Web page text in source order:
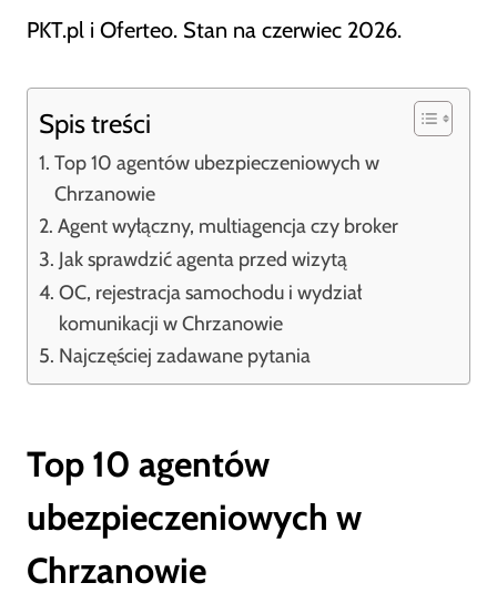
PKT.pl i Oferteo. Stan na czerwiec 2026.
Spis treści
Top 10 agentów ubezpieczeniowych w
Chrzanowie
Agent wyłączny, multiagencja czy broker
Jak sprawdzić agenta przed wizytą
OC, rejestracja samochodu i wydział
komunikacji w Chrzanowie
Najczęściej zadawane pytania
Top 10 agentów
ubezpieczeniowych w
Chrzanowie